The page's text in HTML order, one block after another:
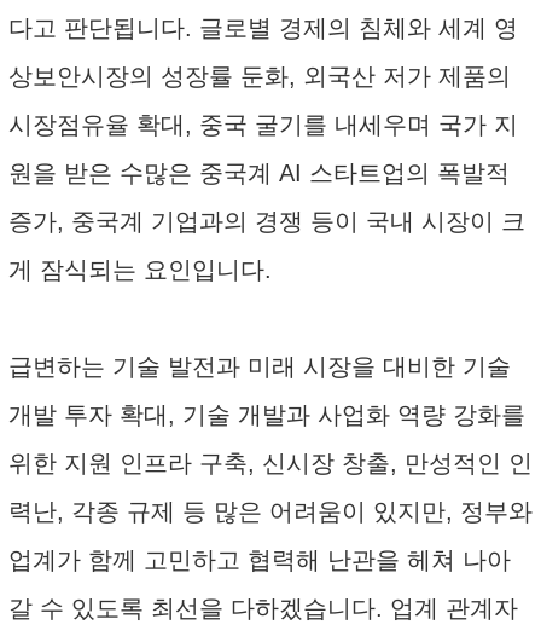
다고 판단됩니다. 글로별 경제의 침체와 세계 영
상보안시장의 성장률 둔화, 외국산 저가 제품의
시장점유율 확대, 중국 굴기를 내세우며 국가 지
원을 받은 수많은 중국계 AI 스타트업의 폭발적
증가, 중국계 기업과의 경쟁 등이 국내 시장이 크
게 잠식되는 요인입니다.
급변하는 기술 발전과 미래 시장을 대비한 기술
개발 투자 확대, 기술 개발과 사업화 역량 강화를
위한 지원 인프라 구축, 신시장 창출, 만성적인 인
력난, 각종 규제 등 많은 어려움이 있지만, 정부와
업계가 함께 고민하고 협력해 난관을 헤쳐 나아
갈 수 있도록 최선을 다하겠습니다. 업계 관계자